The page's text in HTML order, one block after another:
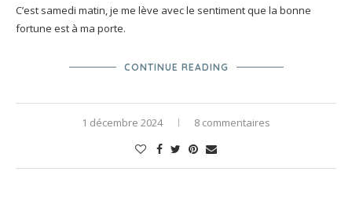
C’est samedi matin, je me lève avec le sentiment que la bonne
fortune est à ma porte.
CONTINUE READING
1 décembre 2024 8 commentaires